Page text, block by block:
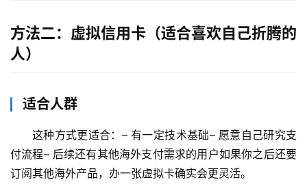
方法二：虚拟信用卡（适合喜欢自己折腾的
人）
适合人群
这种方式更适合：– 有一定技术基础– 愿意自己研究支
付流程– 后续还有其他海外支付需求的用户如果你之后还要
订阅其他海外产品，办一张虚拟卡确实会更灵活。